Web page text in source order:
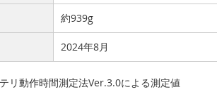
約939g
2024年8月
リ動作時間測定法Ver.3.0による測定値